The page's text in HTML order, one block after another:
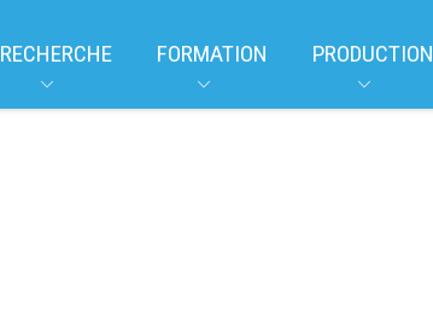
RECHERCHE FORMATION PRODUCTION